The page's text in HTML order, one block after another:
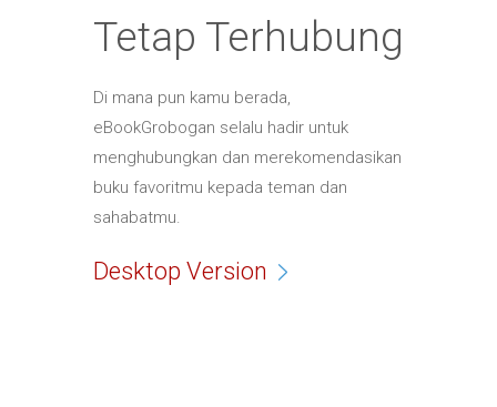
Tetap Terhubung
Di mana pun kamu berada,
eBookGrobogan selalu hadir untuk
menghubungkan dan merekomendasikan
buku favoritmu kepada teman dan
sahabatmu.
Desktop Version